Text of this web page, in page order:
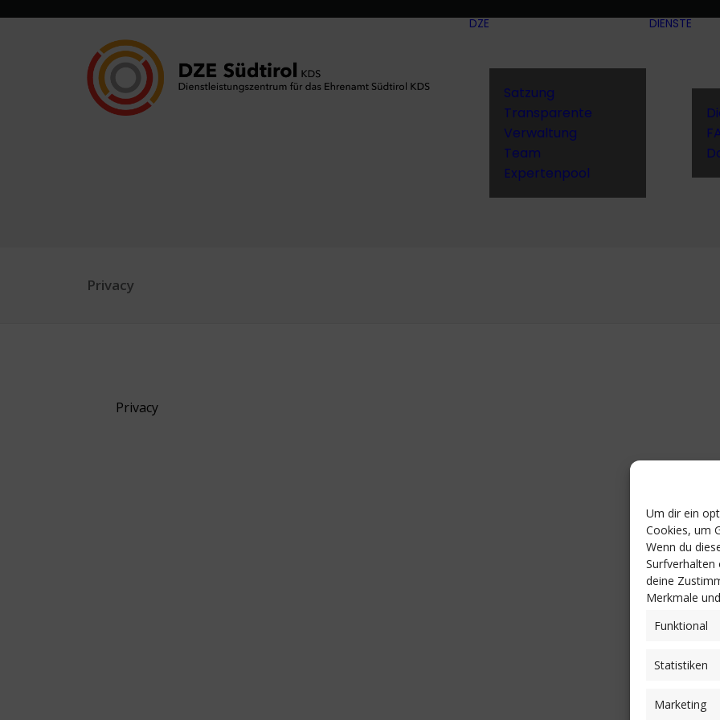
Um dir ein
Cookies, um
Wenn du
Surfverhalten
deine
Merkmale
Funktional
Statistiken
Marketing
DZE
Satzung
Transparente
Verwaltung
Team
Expertenpool
DIENSTE
Privacy
Privacy